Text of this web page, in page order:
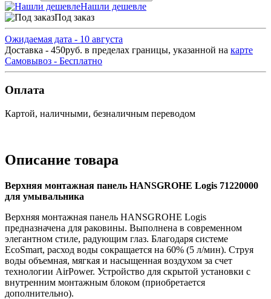
Нашли дешевле
Под заказ
Ожидаемая дата - 10 августа
Доставка - 450руб. в пределах границы, указанной на карте
Самовывоз - Бесплатно
Оплата
Картой, наличными, безналичным переводом
Описание товара
Верхняя монтажная панель HANSGROHE Logis 71220000
для умывальника
Верхняя монтажная панель HANSGROHE Logis
предназначена для раковины. Выполнена в современном
элегантном стиле, радующим глаз. Благодаря системе
EcoSmart, расход воды сокращается на 60% (5 л/мин). Струя
воды объемная, мягкая и насыщенная воздухом за счет
технологии AirPower. Устройство для скрытой установки с
внутренним монтажным блоком (приобретается
дополнительно).